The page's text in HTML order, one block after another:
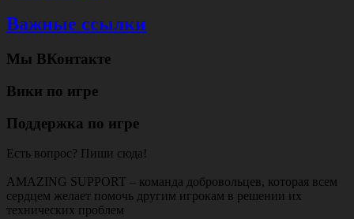
Важные ссылки
Мы ВКонтакте
Вики по игре
Поддержка по игре
Есть вопрос? Пиши сюда!
AMAZING SUPPORT – команда добровольцев, которая всем
сердцем желает помочь другим игрокам в решении их
технических проблем